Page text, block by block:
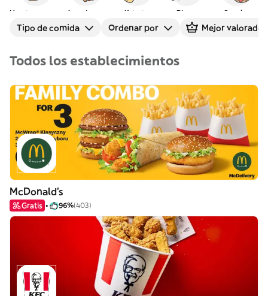
Americana Kebab Pizza Snacks
Tipo de comida Ordenar por Mejor valorados
Todos los establecimientos
McDonald's
Gratis 96%(403)